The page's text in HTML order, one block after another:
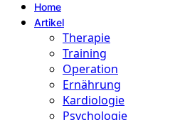
Home
Artikel
Therapie
Training
Operation
Ernährung
Kardiologie
Psychologie